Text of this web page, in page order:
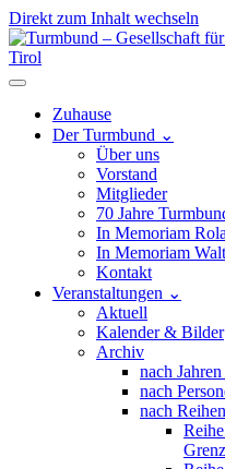
Direkt zum Inhalt wechseln
Hauptnavigation
Zuhause
Der Turmbund ⌄
Über uns
Vorstand
Mitglieder
70 Jahre
In Memoriam
In Memoriam
Kontakt
Veranstaltungen ⌄
Aktuell
Kalender & Bilder
Archiv
nach
nach
nach Reihen